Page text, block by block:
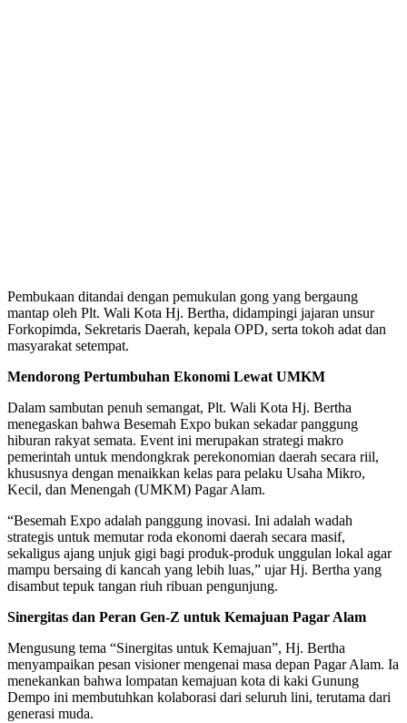
Pembukaan ditandai dengan pemukulan gong yang bergaung
mantap oleh Plt. Wali Kota Hj. Bertha, didampingi jajaran unsur
Forkopimda, Sekretaris Daerah, kepala OPD, serta tokoh adat dan
masyarakat setempat.
Mendorong Pertumbuhan Ekonomi Lewat UMKM
Dalam sambutan penuh semangat, Plt. Wali Kota Hj. Bertha
menegaskan bahwa Besemah Expo bukan sekadar panggung
hiburan rakyat semata. Event ini merupakan strategi makro
pemerintah untuk mendongkrak perekonomian daerah secara riil,
khususnya dengan menaikkan kelas para pelaku Usaha Mikro,
Kecil, dan Menengah (UMKM) Pagar Alam.
“Besemah Expo adalah panggung inovasi. Ini adalah wadah
strategis untuk memutar roda ekonomi daerah secara masif,
sekaligus ajang unjuk gigi bagi produk-produk unggulan lokal agar
mampu bersaing di kancah yang lebih luas,” ujar Hj. Bertha yang
disambut tepuk tangan riuh ribuan pengunjung.
Sinergitas dan Peran Gen-Z untuk Kemajuan Pagar Alam
Mengusung tema “Sinergitas untuk Kemajuan”, Hj. Bertha
menyampaikan pesan visioner mengenai masa depan Pagar Alam. Ia
menekankan bahwa lompatan kemajuan kota di kaki Gunung
Dempo ini membutuhkan kolaborasi dari seluruh lini, terutama dari
generasi muda.